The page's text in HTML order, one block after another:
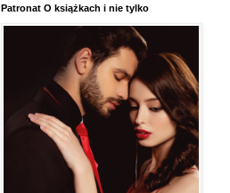
Patronat O książkach i nie tylko